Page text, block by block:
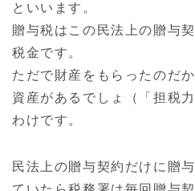
といいます。
贈与税はこの民法上の贈与
税金です。
ただで財産をもらったのだ
資産があるでしょ（「担税
わけです。
民法上の贈与契約だけに贈